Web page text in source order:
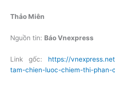
Thảo Miên
Nguồn tin: Báo Vnexpress
Link gốc: https://
tam-chien-luoc-chiem-thi-phan-